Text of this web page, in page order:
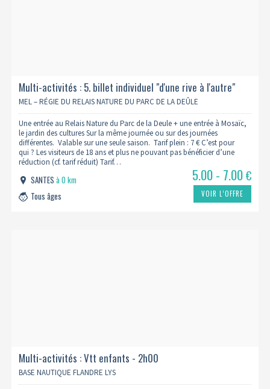
Multi-activités : 5. billet individuel "d'une rive à l'autre"
MEL – RÉGIE DU RELAIS NATURE DU PARC DE LA DEÛLE
Une entrée au Relais Nature du Parc de la Deule + une entrée à Mosaïc,
le jardin des cultures Sur la même journée ou sur des journées
différentes. Valable sur une seule saison. Tarif plein : 7 € C’est pour
qui ? Les visiteurs de 18 ans et plus ne pouvant pas bénéficier d’une
réduction (cf. tarif réduit) Tarif…
SANTESà 0 km
Tous âges
5.00 - 7.00€
VOIR L’OFFRE
Multi-activités : Vtt enfants - 2h00
BASE NAUTIQUE FLANDRE LYS